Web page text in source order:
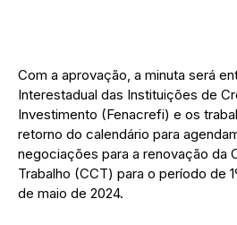
Com a aprovação, a minuta será
Interestadual das Instituições de
Investimento (Fenacrefi) e os
retorno do calendário para
negociações para a renovação da
Trabalho (CCT) para o período de
de maio de 2024.